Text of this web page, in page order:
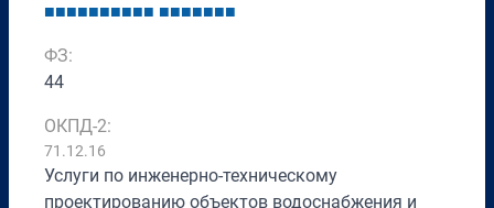
■■■■■■■■■■ ■■■■■■■
ФЗ:
44
ОКПД-2:
71.12.16
Услуги по инженерно-техническому
проектированию объектов водоснабжения и